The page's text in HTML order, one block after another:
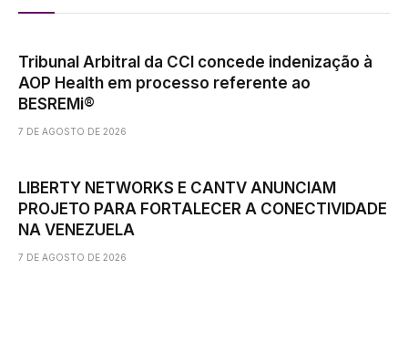
Tribunal Arbitral da CCI concede indenização à
AOP Health em processo referente ao
BESREMi®
7 DE AGOSTO DE 2026
LIBERTY NETWORKS E CANTV ANUNCIAM
PROJETO PARA FORTALECER A CONECTIVIDADE
NA VENEZUELA
7 DE AGOSTO DE 2026